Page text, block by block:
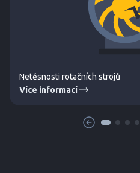
Netěsnosti rotačních strojů
Více informací